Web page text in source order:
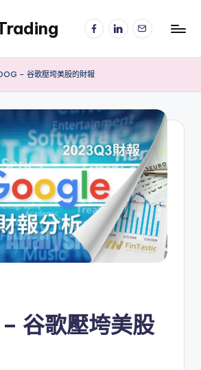
FacebookLinkedIn
電
子
– 谷歌壓垮美股的財報
谷歌壓垮美股